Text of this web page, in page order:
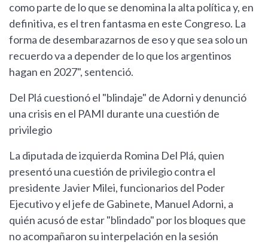
como parte de lo que se denomina la alta política y, en
definitiva, es el tren fantasma en este Congreso. La
forma de desembarazarnos de eso y que sea solo un
recuerdo va a depender de lo que los argentinos
hagan en 2027", sentenció.
Del Plá cuestionó el "blindaje" de Adorni y denunció
una crisis en el PAMI durante una cuestión de
privilegio
La diputada de izquierda Romina Del Plá, quien
presentó una cuestión de privilegio contra el
presidente Javier Milei, funcionarios del Poder
Ejecutivo y el jefe de Gabinete, Manuel Adorni, a
quién acusó de estar "blindado" por los bloques que
no acompañaron su interpelación en la sesión